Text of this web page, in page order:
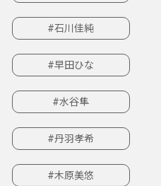
#石川佳純
#早田ひな
#水谷隼
#丹羽孝希
#木原美悠